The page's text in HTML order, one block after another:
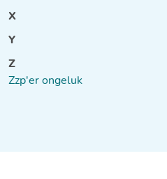
X
Y
Z
Zzp'er ongeluk